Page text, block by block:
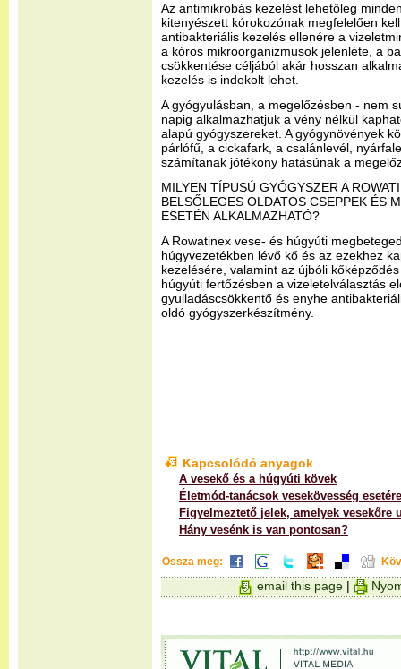
Az antimikrobás kezelést lehetőleg
kitenyészett kórokozónak megfelelően
antibakteriális kezelés ellenére a
a kóros mikroorganizmusok jelenléte, a
csökkentése céljából akár hosszan
kezelés is indokolt lehet.
A gyógyulásban, a megelőzésben - nem
napig alkalmazhatjuk a vény nélkül
alapú gyógyszereket. A gyógynövények
párlófű, a cickafark, a csalánlevél,
számítanak jótékony hatásúnak a
MILYEN TÍPUSÚ GYÓGYSZER A
BELSŐLEGES OLDATOS CSEPPEK ÉS
ESETÉN ALKALMAZHATÓ?
A Rowatinex vese- és húgyúti
húgyvezetékben lévő kő és az ezekhez
kezelésére, valamint az újbóli
húgyúti fertőzésben a vizeletelválasztás
gyulladáscsökkentő és enyhe
oldó gyógyszerkészítmény.
Kapcsolódó anyagok
A vesekő és a húgyúti kövek
Életmód-tanácsok vesekövesség esetére
Figyelmeztető jelek, amelyek vesekőre
Hány vesénk is van pontosan?
Ossza meg:
email this page |